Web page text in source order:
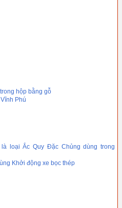
hộp bằng gỗ
Phú
là loại Ắc Quy Đặc Chủng dùng trong
Khởi động xe bọc thép